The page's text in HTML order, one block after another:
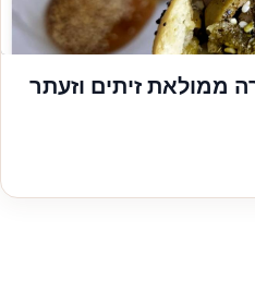
ממולאת זיתים וזעתר